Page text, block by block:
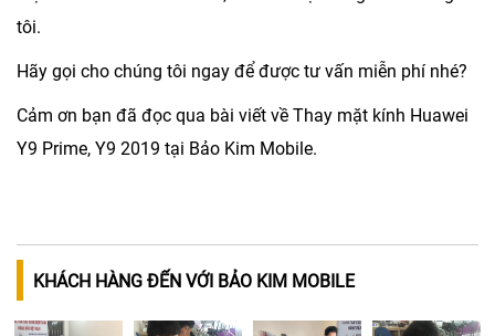
tôi.
Hãy gọi cho chúng tôi ngay để được tư vấn miễn phí nhé?
Cảm ơn bạn đã đọc qua bài viết về Thay mặt kính Huawei
Y9 Prime, Y9 2019 tại Bảo Kim Mobile.
KHÁCH HÀNG ĐẾN VỚI BẢO KIM MOBILE